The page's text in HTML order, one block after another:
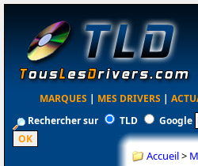
MARQUES | MES DRIVERS |
Rechercher sur
TLD Google
Accueil>